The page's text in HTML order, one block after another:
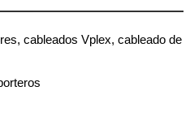
cableados Vplex, cableado de